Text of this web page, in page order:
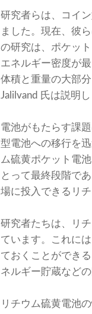
研究者らは、コイ
ました。現在、彼
の研究は、ポケッ
エネルギー密度が
体積と重量の大部
Jalilvand 氏は説明し
電池がもたらす課
型電池への移行を
ム硫黄ポケット電
とって最終段階で
場に投入できるリ
研究者たちは、リ
ています。これに
ておくことができ
ネルギー貯蔵など
リチウム硫黄電池